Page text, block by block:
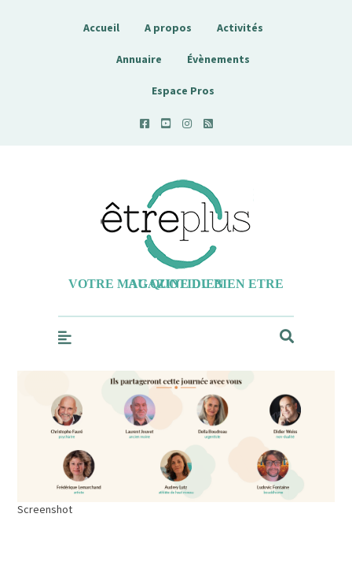
Accueil A propos Activités
Annuaire Évènements
Espace Pros
Etreplus
VOTRE MAGAZINE DU BIEN ETRE AU QUOTIDIEN
Screenshot